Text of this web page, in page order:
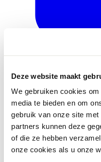
Deze website maakt
We gebruiken cookies
media te bieden en om
gebruik van onze site
partners kunnen deze
of die ze hebben
onze cookies als u onze